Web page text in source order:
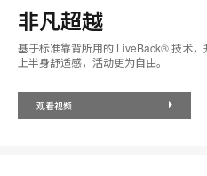
非凡超越
基于标准靠背所用的 LiveBack® 技术
上半身舒适感，活动更为自由。
观看视频